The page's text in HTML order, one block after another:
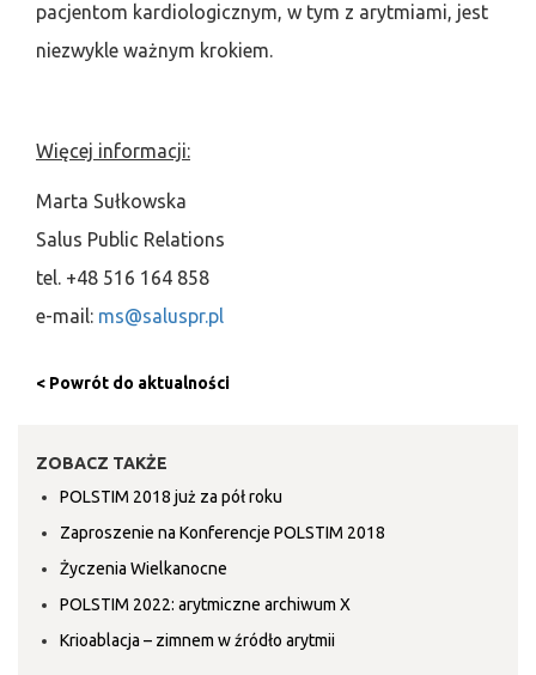
pacjentom kardiologicznym, w tym z arytmiami, jest
niezwykle ważnym krokiem.
Więcej informacji:
Marta Sułkowska
Salus Public Relations
tel. +48 516 164 858
e-mail: ms@saluspr.pl
< Powrót do aktualności
ZOBACZ TAKŻE
POLSTIM 2018 już za pół roku
Zaproszenie na Konferencje POLSTIM 2018
Życzenia Wielkanocne
POLSTIM 2022: arytmiczne archiwum X
Krioablacja – zimnem w źródło arytmii